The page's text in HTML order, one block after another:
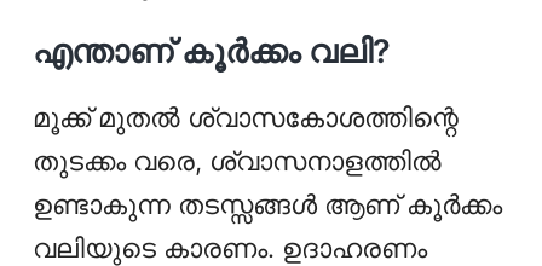
എന്താണ് കൂർക്കം വലി?
മൂക്ക് മുതല്‍ ശ്വാസകോശത്തിന്റെ
തുടക്കം വരെ, ശ്വാസനാളത്തില്‍
ഉണ്ടാകുന്ന തടസ്സങ്ങൾ ആണ് കൂര്‍ക്കം
വലിയുടെ കാരണം. ഉദാഹരണം